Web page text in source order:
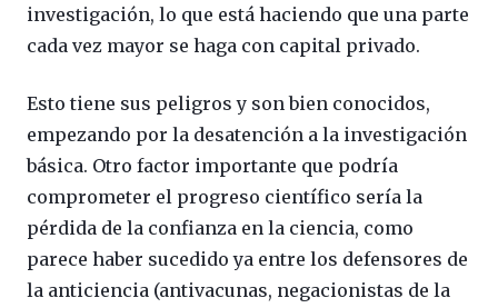
investigación, lo que está haciendo que una parte
cada vez mayor se haga con capital privado.
Esto tiene sus peligros y son bien conocidos,
empezando por la desatención a la investigación
básica. Otro factor importante que podría
comprometer el progreso científico sería la
pérdida de la confianza en la ciencia, como
parece haber sucedido ya entre los defensores de
la anticiencia (antivacunas, negacionistas de la